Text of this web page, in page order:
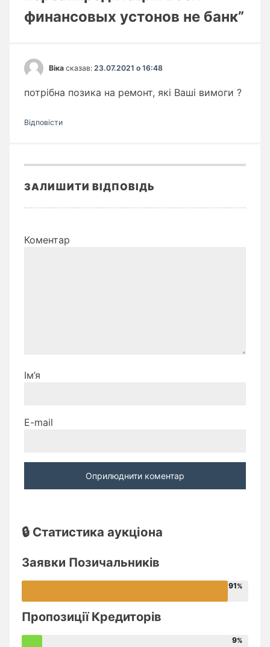
финансовых устонов не банк”
Віка сказав: 23.07.2021 о 16:48
потрібна позика на ремонт, які Ваші вимоги ?
Відповіcти
ЗАЛИШИТИ ВІДПОВІДЬ
Коментар
Ім’я
E-mail
🔒 Статистика аукціона
Заявки Позичальників
91
Пропозиції Кредиторів
9